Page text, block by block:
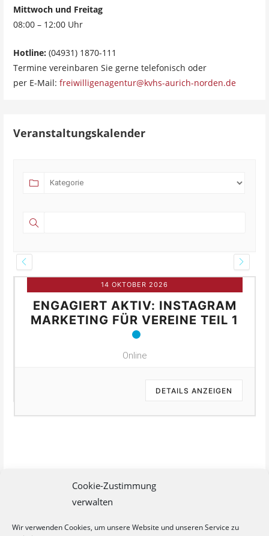
Cookie-Zustimmung
verwalten
Wir verwenden Cookies, um unsere Website und unseren Service zu
Mittwoch und Freitag
08:00 – 12:00 Uhr
Hotline: (04931) 1870-111
Termine vereinbaren Sie gerne telefonisch oder
per E-Mail:freiwilligenagentur@kvhs-aurich-norden.de
Veranstaltungskalender
14 OKTOBER 2026
ENGAGIERT AKTIV: INSTAGRAM
MARKETING FÜR VEREINE TEIL 1
Online
DETAILS ANZEIGEN